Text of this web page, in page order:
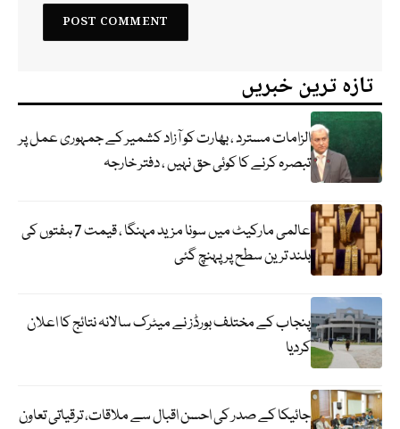
تازہ ترین خبریں
الزامات مسترد ، بھارت کو آزاد کشمیر کے جمہوری عمل پر
تبصرہ کرنے کا کوئی حق نہیں ، دفتر خارجہ
عالمی مارکیٹ میں سونا مزید مہنگا ، قیمت 7 ہفتوں کی
بلند ترین سطح پر پہنچ گئی
پنجاب کے مختلف بورڈز نے میٹرک سالانہ نتائج کا اعلان
کردیا
جائیکا کے صدر کی احسن اقبال سے ملاقات، ترقیاتی تعاون